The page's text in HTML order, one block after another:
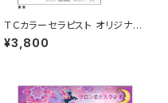
ＴＣカラーセラピスト オリジナル
名刺 50枚
¥3,800